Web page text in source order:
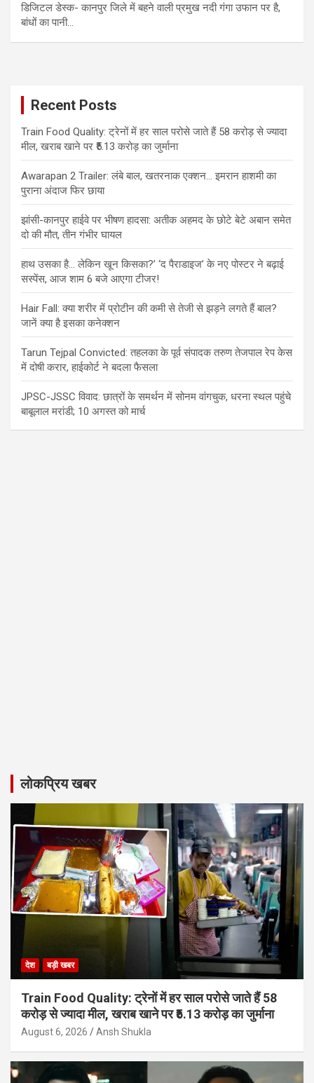
डिजिटल डेस्क- कानपुर जिले में बहने वाली प्रमुख नदी गंगा उफान पर है,
बांधों का पानी…
Recent Posts
Train Food Quality: ट्रेनों में हर साल परोसे जाते हैं 58 करोड़ से ज्यादा
मील, खराब खाने पर ₹5.13 करोड़ का जुर्माना
Awarapan 2 Trailer: लंबे बाल, खतरनाक एक्शन… इमरान हाशमी का
पुराना अंदाज फिर छाया
झांसी-कानपुर हाईवे पर भीषण हादसा: अतीक अहमद के छोटे बेटे अबान समेत
दो की मौत, तीन गंभीर घायल
हाथ उसका है… लेकिन खून किसका?’ ‘द पैराडाइज’ के नए पोस्टर ने बढ़ाई
सस्पेंस, आज शाम 6 बजे आएगा टीजर!
Hair Fall: क्या शरीर में प्रोटीन की कमी से तेजी से झड़ने लगते हैं बाल?
जानें क्या है इसका कनेक्शन
Tarun Tejpal Convicted: तहलका के पूर्व संपादक तरुण तेजपाल रेप केस
में दोषी करार, हाईकोर्ट ने बदला फैसला
JPSC-JSSC विवाद: छात्रों के समर्थन में सोनम वांगचुक, धरना स्थल पहुंचे
बाबूलाल मरांडी; 10 अगस्त को मार्च
लोकप्रिय खबर
देश बड़ी खबर
Train Food Quality: ट्रेनों में हर साल परोसे जाते हैं 58
करोड़ से ज्यादा मील, खराब खाने पर ₹5.13 करोड़ का जुर्माना
August 6, 2026 Ansh Shukla